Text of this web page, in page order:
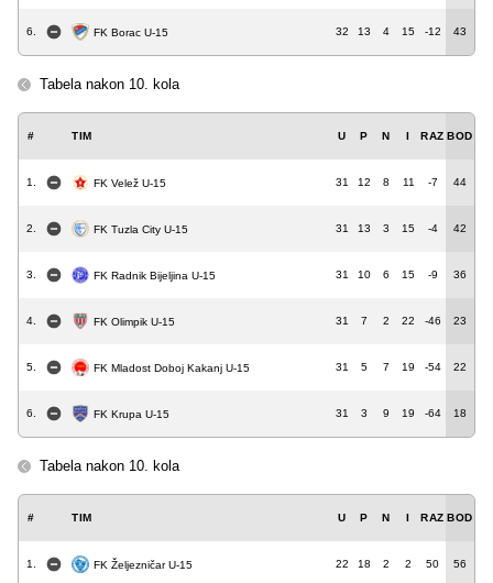
6. FK Borac U-15 32 13 4 15 -12 43
Tabela nakon 10. kola
# TIM U P N I RAZ BOD
1. FK Velež U-15 31 12 8 11 -7 44
2. FK Tuzla City U-15 31 13 3 15 -4 42
3. FK Radnik Bijeljina U-15 31 10 6 15 -9 36
4. FK Olimpik U-15 31 7 2 22 -46 23
5. FK Mladost Doboj Kakanj U-15 31 5 7 19 -54 22
6. FK Krupa U-15 31 3 9 19 -64 18
Tabela nakon 10. kola
# TIM U P N I RAZ BOD
1. FK Željezničar U-15 22 18 2 2 50 56